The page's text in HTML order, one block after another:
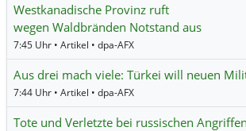
Westkanadische Provinz ruft
wegen Waldbränden Notstand aus
7:45 Uhr • Artikel • dpa-AFX
Aus drei mach viele: Türkei will neuen
7:44 Uhr • Artikel • dpa-AFX
Tote und Verletzte bei russischen Angriffen